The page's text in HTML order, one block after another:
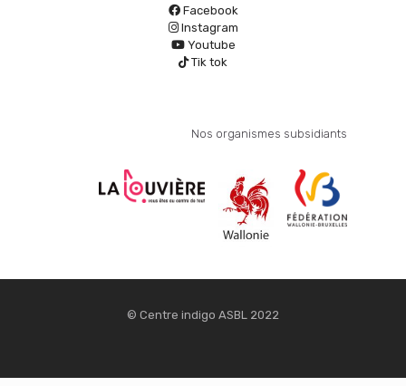
Facebook
Instagram
Youtube
Tik tok
Nos organismes subsidiants
© Centre indigo ASBL 2022